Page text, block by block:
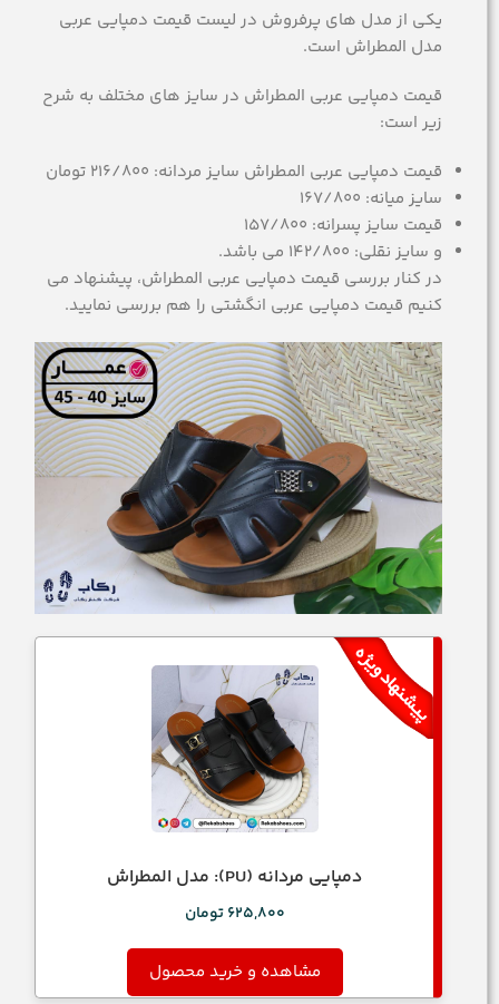
یکی از مدل های پرفروش در لیست قیمت دمپایی عربی
مدل المطراش است.
قیمت دمپایی عربی المطراش در سایز های مختلف به شرح
زیر است:
قیمت دمپایی عربی المطراش سایز مردانه: 216/800 تومان
سایز میانه: 167/800
قیمت سایز پسرانه: 157/800
و سایز نقلی: 142/800 می باشد.
در کنار بررسی قیمت دمپایی عربی المطراش، پیشنهاد می
کنیم قیمت دمپایی عربی انگشتی را هم بررسی نمایید.
دمپایی مردانه (PU): مدل المطراش
625,800 تومان
مشاهده و خرید محصول